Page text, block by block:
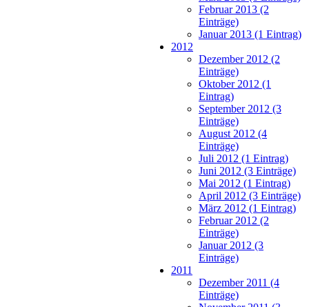
Februar 2013 (2
Einträge)
Januar 2013 (1 Eintrag)
2012
Dezember 2012 (2
Einträge)
Oktober 2012 (1
Eintrag)
September 2012 (3
Einträge)
August 2012 (4
Einträge)
Juli 2012 (1 Eintrag)
Juni 2012 (3 Einträge)
Mai 2012 (1 Eintrag)
April 2012 (3 Einträge)
März 2012 (1 Eintrag)
Februar 2012 (2
Einträge)
Januar 2012 (3
Einträge)
2011
Dezember 2011 (4
Einträge)